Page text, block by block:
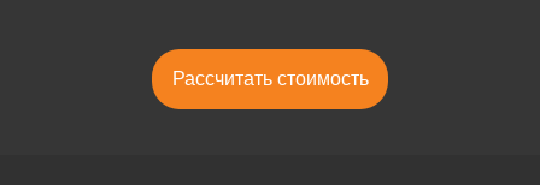
Рассчитать стоимость